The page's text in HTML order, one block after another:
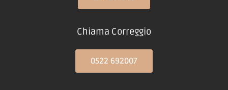
Chiama Correggio
0522 692007